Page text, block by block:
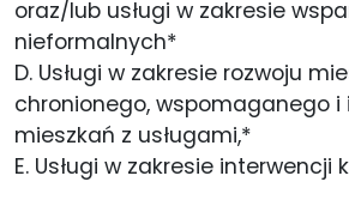
oraz/lub usługi w zakresie
nieformalnych*
D. Usługi w zakresie rozwoju
chronionego, wspomaganego i
mieszkań z usługami,*
E. Usługi w zakresie interwencji